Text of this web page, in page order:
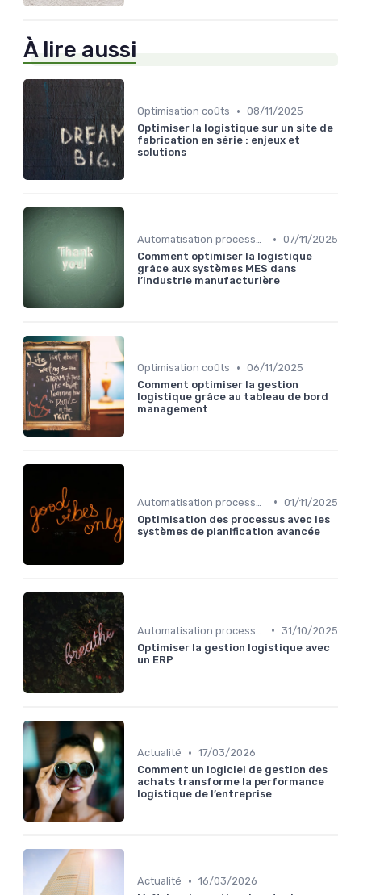
À lire aussi
Optimisation coûts • 08/11/2025
Optimiser la logistique sur un site de
fabrication en série : enjeux et
solutions
Automatisation processus • 07/11/2025
Comment optimiser la logistique
grâce aux systèmes MES dans
l’industrie manufacturière
Optimisation coûts • 06/11/2025
Comment optimiser la gestion
logistique grâce au tableau de bord
management
• 01/11/2025
Optimisation des processus avec les
systèmes de planification avancée
• 31/10/2025
Optimiser la gestion logistique avec
un ERP
Actualité • 17/03/2026
Comment un logiciel de gestion des
achats transforme la performance
logistique de l’entreprise
Actualité • 16/03/2026